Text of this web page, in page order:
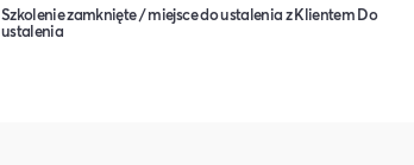
Szkolenie zamknięte / miejsce do ustalenia z Klientem Do
ustalenia